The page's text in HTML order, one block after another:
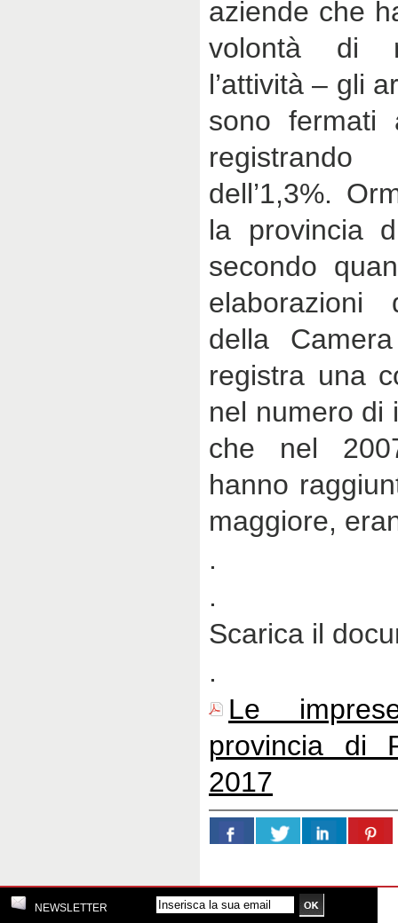
aziende che
volontà di
l’attività – gli
sono fermati
dell’1,3%.
la provincia
secondo
elaborazioni
della
registra una
nel numero di
che nel
hanno
maggiore,
.
.
Scarica il
.
Le
provincia di
2017
NEWSLETTER